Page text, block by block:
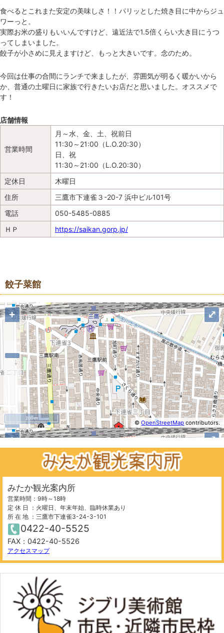
食べるとこれまた安定の美味しさ！！パリッとした焼き目に中からジュ
ワーっと。
実際お米の盛りもいいんですけど、遠近法で1.5倍くらい大き目にうつ
ってしまいました。
餃子が小さめに見えますけど、もっと大きいです。念のため。
今回は仕事の合間にランチで来ましたが、雰囲気が明るく暖かいから
か、普通の土曜日に家族で行きたいお店だと思いました。オススメで
す！
店舗情報
営業時間
月～水、金、土、祝前日
11:30～21:00（L.O.20:30）
日、祝
11:30～21:00（L.O.20:30）
定休日
木曜日
住所
三鷹市下連雀３-20-7 浜中ビル101号
電話
050-5485-0885
ＨＰ
https://saikan.gorp.jp/
餃子菜館
+
−
©OpenStreetMap contributors.
200 m
⤢
+
−
200 m
⤢
みたか観光案内所
営業時間：9時～18時
定 休 日 ：火曜日、年末年始、臨時休業あり
所 在 地 ：三鷹市下連雀3-24-3-101
0422-40-5525
FAX：0422-40-5526
アクセスマップ